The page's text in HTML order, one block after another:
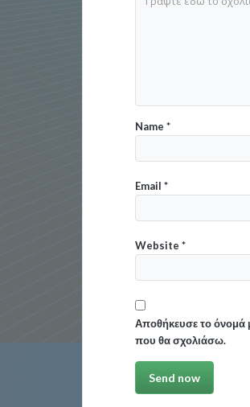
Name *
Email *
Website *
Αποθήκευσε το όνομά
που θα σχολιάσω.